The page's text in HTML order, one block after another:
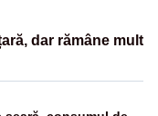
dar rămâne mult